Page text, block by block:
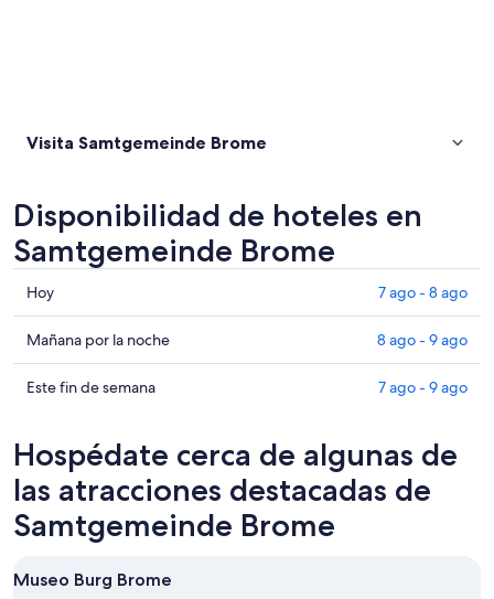
Visita Samtgemeinde Brome
Disponibilidad de hoteles en
Samtgemeinde Brome
Consultar
precios
en
Samtgemeinde
Brome
7
-
8
Hoy 7 ago - 8 ago
Consultar
precios
en
para
mañana
por
la
8
Mañana por la noche 8 ago - 9 ago
Consultar
Samtgemeinde
Brome
para
este
de
Este fin de semana 7 ago - 9 ago
Hospédate cerca de algunas de
las atracciones destacadas de
Samtgemeinde Brome
Museo Burg Brome